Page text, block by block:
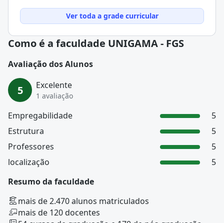
Ver toda a grade curricular
Como é a faculdade UNIGAMA - FGS
Avaliação dos Alunos
5 Excelente
1 avaliação
Empregabilidade
5
Estrutura
5
Professores
5
localização
5
Resumo da faculdade
mais de 2.470 alunos matriculados
mais de 120 docentes